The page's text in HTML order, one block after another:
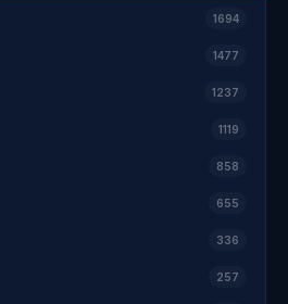
1694
1477
1237
1119
858
655
336
257